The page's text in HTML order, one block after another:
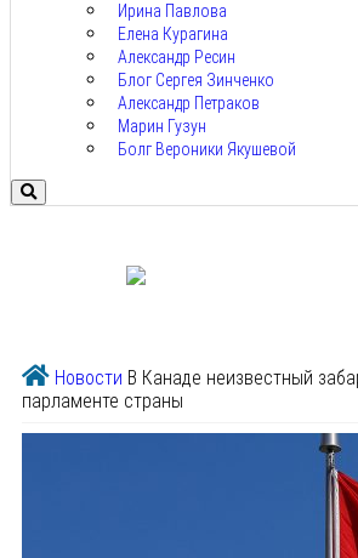
Ирина Павлова
Елена Курагина
Александр Ресин
Блог Сергея Зинченко
Александр Петраков
Марин Гузун
Болг Вероники Якушевой
Новости В Канаде неизвестный
парламенте страны